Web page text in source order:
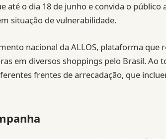
até o dia 18 de junho e convida o
situação de vulnerabilidade.
nacional da ALLOS, plataforma que
em diversos shoppings pelo Brasil. Ao
frentes de arrecadação, que